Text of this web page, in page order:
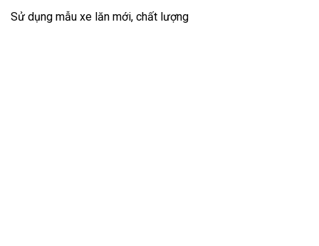
Sử dụng mẫu xe lăn mới, chất lượng